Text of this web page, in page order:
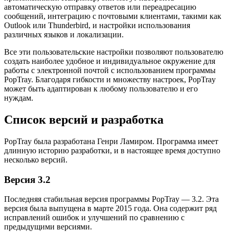
автоматическую отправку ответов или переадресацию
сообщений, интеграцию с почтовыми клиентами, такими как
Outlook или Thunderbird, и настройки использования
различных языков и локализации.
Все эти пользовательские настройки позволяют пользователю
создать наиболее удобное и индивидуальное окружение для
работы с электронной почтой с использованием программы
PopTray. Благодаря гибкости и множеству настроек, PopTray
может быть адаптирован к любому пользователю и его
нуждам.
Список версий и разработка
PopTray была разработана Генри Ламиром. Программа имеет
длинную историю разработки, и в настоящее время доступно
несколько версий.
Версия 3.2
Последняя стабильная версия программы PopTray — 3.2. Эта
версия была выпущена в марте 2015 года. Она содержит ряд
исправлений ошибок и улучшений по сравнению с
предыдущими версиями.